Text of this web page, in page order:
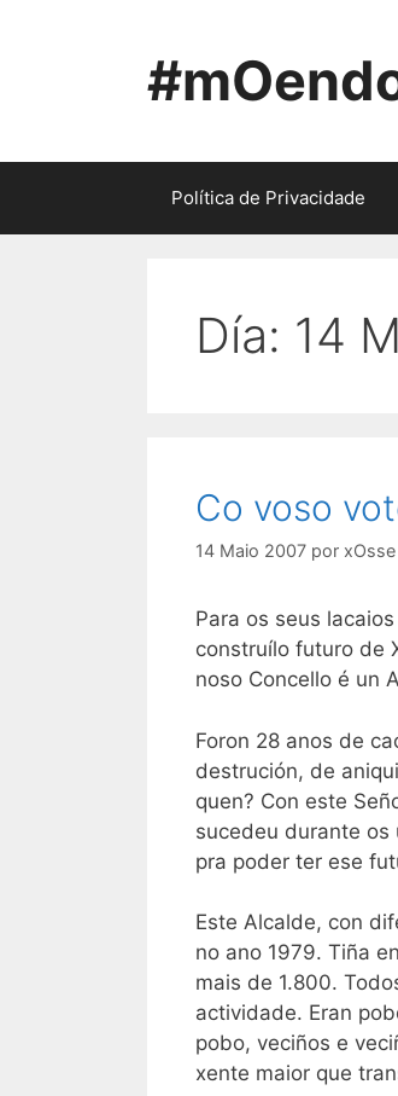
Política de Privacidade
Día: 14
Co voso
14 Maio 2007 por
Para os seus
construílo futuro de
noso Concello é un
Foron 28 anos de
destrución, de
quen? Con este
sucedeu durante os
pra poder ter ese
Este Alcalde, con
no ano 1979. Tiña
mais de 1.800.
actividade. Eran
pobo, veciños e
xente maior que